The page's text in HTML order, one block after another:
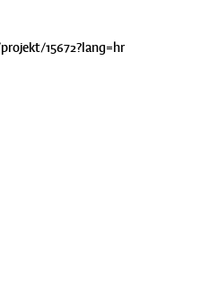
15672?lang=hr